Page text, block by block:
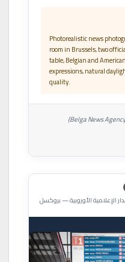
Photorealistic news
room in Brussels, two
table, Belgian and
expressions, natural
quality.
الإعلامية الأوروبية — بروكسل